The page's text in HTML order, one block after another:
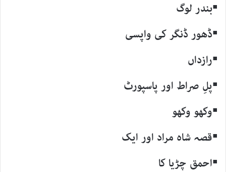
▪بندر لوگ
▪ڈھور ڈنگر کی واپسی
▪رازداں
▪پلِ صراط اور پاسپورٹ
▪وکھو وکھو
▪قصہ شاہ مراد اور ایک
▪احمق چڑیا کا